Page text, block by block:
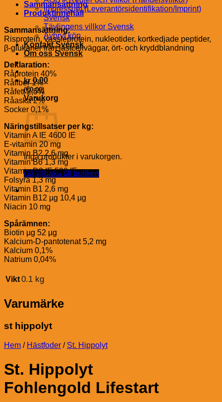
Impressum (Leverantörsidentifikation/Imprint)
Svensk
Tävlingens villkor Svensk
Avbryt köp
Kontakt Svensk
Om oss Svensk
kr0.00
(€0.00)
Varukorg
Inga produkter i varukorgen.
Gå tillbaka till butiken
Sammansättning
Produktinnehåll
Sammansättning:
Risprotein, vassleprotein, nukleotider, kortkedjade peptider,
β-glukaner från jästcellväggar, ört- och kryddblandning
Deklaration:
Råprotein 40%
Råfiber 1%
Råfett 2,5%
Råaska 2%
Socker 0,1%
Näringstillsatser per kg:
Vitamin A IE 4600 IE
E-vitamin 20 mg
Vitamin B2 2,6 mg
Vitamin B6 1,3 mg
Vitamin D3 IE 500 IE
Folsyra 1,3 mg
Vitamin B1 2,6 mg
Vitamin B12 µg 10,4 µg
Niacin 10 mg
Spårämnen:
Biotin µg 52 µg
Kalcium-D-pantotenat 5,2 mg
Kalcium 0,1%
Natrium 0,04%
Vikt0.1 kg
Varumärke
st hippolyt
Hem / Hästfoder / St. Hippolyt
St. Hippolyt
Fohlengold Lifestart